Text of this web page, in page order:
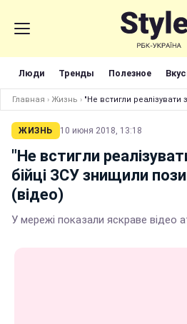
Люди Тренды Полезное
Главная › Жизнь › "Не встигли
ЖИЗНЬ 10 июня 2018, 13:18
"Не встигли
бійці ЗСУ знищили
(відео)
У мережі показали яскраве відео